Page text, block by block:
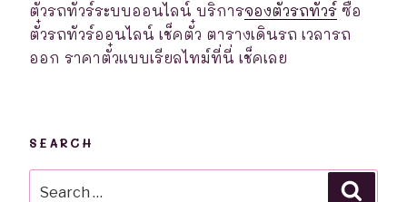
ตั่วรถทัวร์ระบบออนไลน์ บริการจองตั๋วรถทัวร์ ซื้อ
ตั๋วรถทัวร์ออนไลน์ เช็คตั๋ว ตารางเดินรถ เวลารถ
ออก ราคาตั๋วแบบเรียลไทม์ที่นี่ เช็คเลย
SEARCH